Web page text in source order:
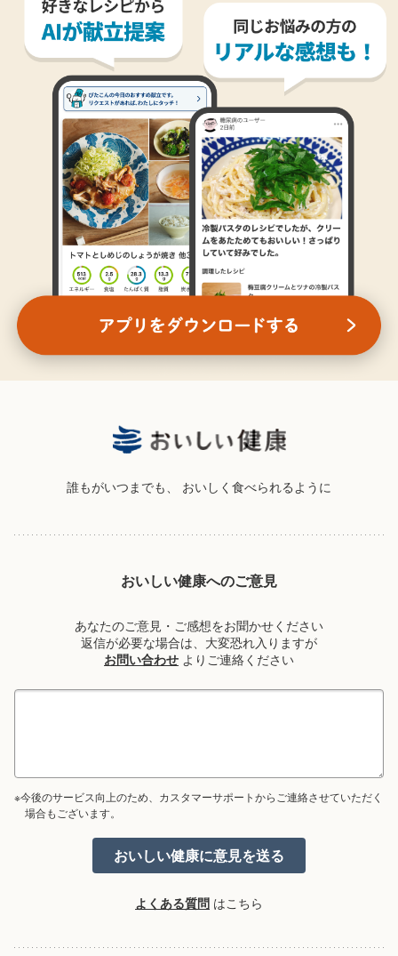
誰もがいつまでも、 おいしく食べられるように
おいしい健康へのご意見
あなたのご意見・ご感想をお聞かせください
返信が必要な場合は、大変恐れ入りますが
お問い合わせ よりご連絡ください
※今後のサービス向上のため、カスタマーサポートからご連絡させていただく
場合もございます。
よくある質問 はこちら